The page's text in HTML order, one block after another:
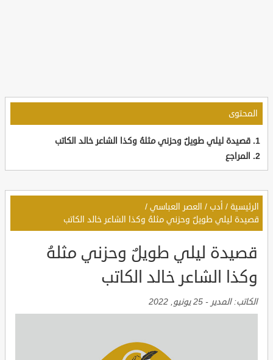
المحتوى
قصيدة ليلي طويلٌ وحزني مثلهُ وكذا الشاعر خالد الكاتب
المراجع
الرئيسية / أدب / العصر العباسي /
قصيدة ليلي طويلٌ وحزني مثلهُ وكذا الشاعر خالد الكاتب
قصيدة ليلي طويلٌ وحزني مثلهُ
وكذا الشاعر خالد الكاتب
الكاتب:المدير - 25 يونيو, 2022